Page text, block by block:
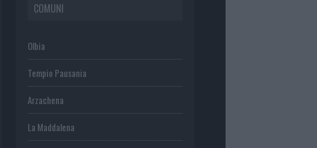
COMUNI
Olbia
Tempio Pausania
Arzachena
La Maddalena